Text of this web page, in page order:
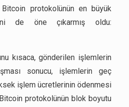
Bitcoin protokolünün en büyük
de öne çıkarmış oldu:
kısaca, gönderilen işlemlerin
sonucu, işlemlerin geç
işlem ücretlerinin ödenmesi
protokolünün blok boyutu